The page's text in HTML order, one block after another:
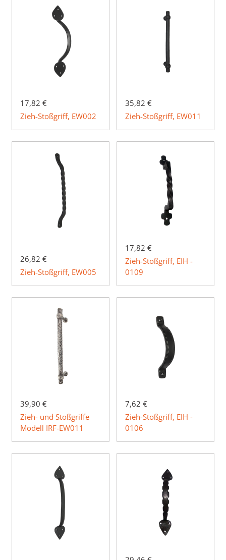
17,82 €
Zieh-Stoßgriff, EW002
35,82 €
Zieh-Stoßgriff, EW011
26,82 €
Zieh-Stoßgriff, EW005
17,82 €
Zieh-Stoßgriff, EIH -
0109
39,90 €
Zieh- und Stoßgriffe
Modell IRF-EW011
7,62 €
Zieh-Stoßgriff, EIH -
0106